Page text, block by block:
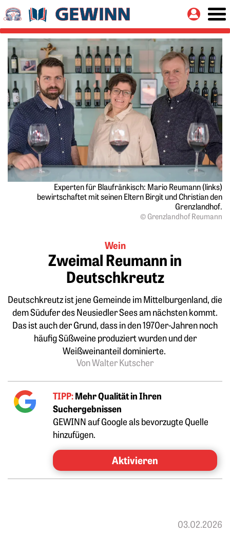
Springe zu:
Hauptinhalt
Experten für Blaufränkisch: Mario Reumann (links)
bewirtschaftet mit seinen Eltern Birgit und Christian den
Grenzlandhof.
© Grenzlandhof Reumann
Wein
Zweimal Reumann in
Deutschkreutz
Deutschkreutz ist jene Gemeinde im Mittelburgenland, die
dem Südufer des Neusiedler Sees am nächsten kommt.
Das ist auch der Grund, dass in den 1970er-Jahren noch
häufig Süßweine produziert wurden und der
Weißweinanteil dominierte.
Von Walter Kutscher
TIPP:Mehr Qualität in Ihren
Suchergebnissen
GEWINN auf Google als bevorzugte Quelle
hinzufügen.
Aktivieren
03.02.2026